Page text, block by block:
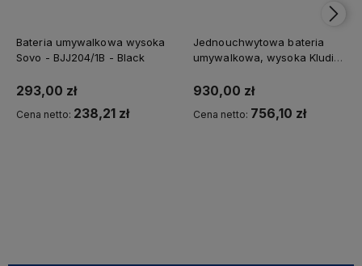
Bateria umywalkowa wysoka
Sovo - BJJ204/1B - Black
293,00 zł
Cena netto: 238,21 zł
Jednouchwytowa bateria
umywalkowa, wysoka Kludi
930,00 zł
Cena netto: 756,10 zł